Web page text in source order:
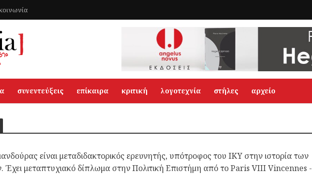
συνεντεύξεις επίκαιρα κριτική λογοτεχνία στήλες αρχείο
είναι μεταδιδακτορικός ερευνητής, υπότροφος του ΙΚΥ στην ιστορία των
Έχει μεταπτυχιακό δίπλωμα στην Πολιτική Επιστήμη από το Paris VIII Vincennes -